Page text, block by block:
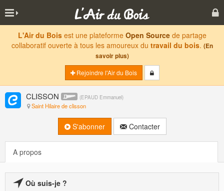
L'Air du Boisest une plateforme Open Sourcede partage
collaboratif ouverte à tous les amoureux du travail du bois. (En
savoir plus)
Rejoindre l'Air du Bois
CLISSON (EPAUD Emmanuel)
Saint Hilaire de clisson
S'abonner Contacter
A propos
Où suis-je ?